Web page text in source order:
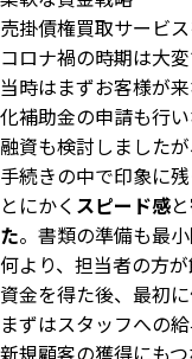
売掛債権買取サービ
コロナ禍の時期は大
当時はまずお客様が
化補助金の申請も行
融資も検討しました
手続きの中で印象に
とにかく スピード感と
た。書類の準備も最
何より、担当者の方
資金を得た後、最初
まずはスタッフへの
新規顧客の獲得にもつ